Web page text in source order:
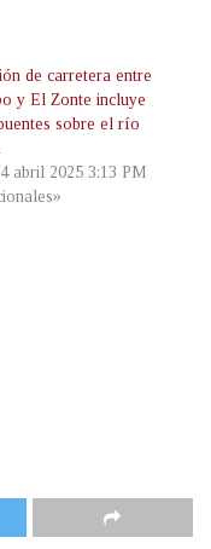
de carretera entre
y El Zonte incluye
sobre el río
abril 2025 3:13 PM